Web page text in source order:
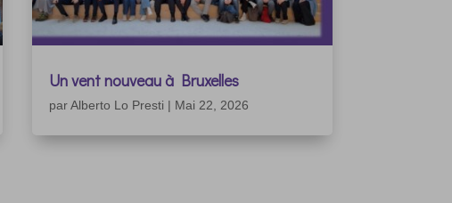
Un vent nouveau à Bruxelles
parAlberto Lo Presti | Mai 22, 2026